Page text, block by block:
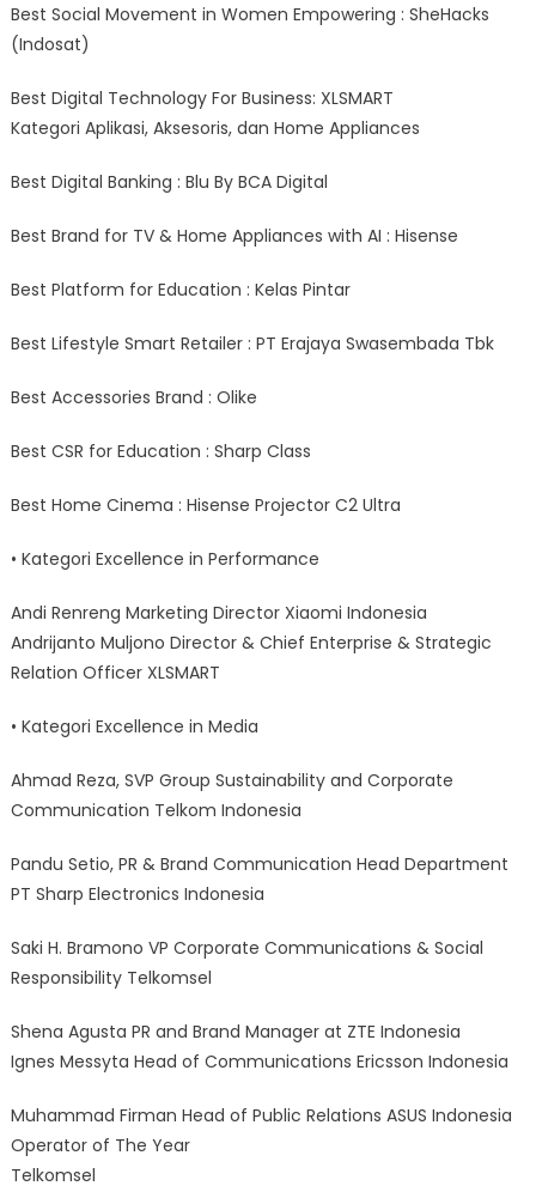
Best Social Movement in Women Empowering : SheHacks
(Indosat)
Best Digital Technology For Business: XLSMART
Kategori Aplikasi, Aksesoris, dan Home Appliances
Best Digital Banking : Blu By BCA Digital
Best Brand for TV & Home Appliances with AI : Hisense
Best Platform for Education : Kelas Pintar
Best Lifestyle Smart Retailer : PT Erajaya Swasembada Tbk
Best Accessories Brand : Olike
Best CSR for Education : Sharp Class
Best Home Cinema : Hisense Projector C2 Ultra
• Kategori Excellence in Performance
Andi Renreng Marketing Director Xiaomi Indonesia
Andrijanto Muljono Director & Chief Enterprise & Strategic
Relation Officer XLSMART
• Kategori Excellence in Media
Ahmad Reza, SVP Group Sustainability and Corporate
Communication Telkom Indonesia
Pandu Setio, PR & Brand Communication Head Department
PT Sharp Electronics Indonesia
Saki H. Bramono VP Corporate Communications & Social
Responsibility Telkomsel
Shena Agusta PR and Brand Manager at ZTE Indonesia
Ignes Messyta Head of Communications Ericsson Indonesia
Muhammad Firman Head of Public Relations ASUS Indonesia
Operator of The Year
Telkomsel